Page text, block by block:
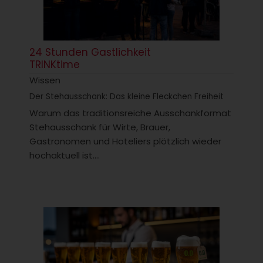
24 Stunden Gastlichkeit
TRINKtime
Wissen
Der Stehausschank: Das kleine Fleckchen Freiheit
Warum das traditionsreiche Ausschankformat
Stehausschank für Wirte, Brauer,
Gastronomen und Hoteliers plötzlich wieder
hochaktuell ist....